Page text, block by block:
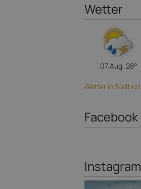
Wetter
07.Aug. 28°
Wetter in Südtirol
Facebook
Instagram